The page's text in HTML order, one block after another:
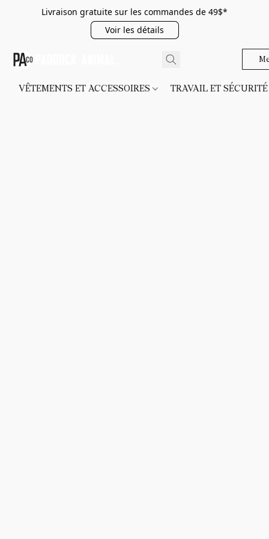
Livraison gratuite sur les commandes de 49$*
Voir les détails
VÊTEMENTS ET ACCESSOIRES TRAVAIL ET